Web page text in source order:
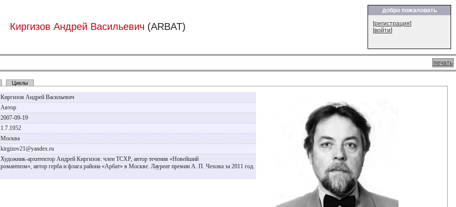
Киргизов Андрей Васильевич (ARBAT)
добро пожаловать
[регистрация]
[войти]
печать
Циклы
Киргизов Андрей Васильевич
Автор
2007-09-19
1.7.1952
Москва
kirgizov21@yandex.ru
Художник-архитектор Андрей Киргизов: член ТСХР, автор течения «Новейший
романтизм», автор герба и флага района «Арбат» в Москве. Лауреат премии А. П. Чехова за 2011 год.